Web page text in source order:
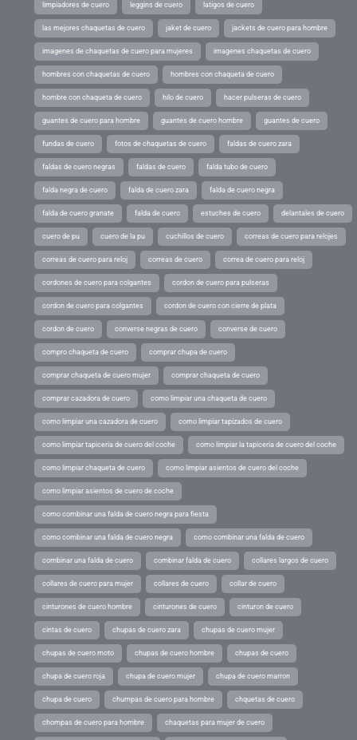
limpiadores de cuero leggins de cuero latigos de cuero
las mejores chaquetas de cuero jaket de cuero jackets de cuero para hombre
imagenes de chaquetas de cuero para mujeres imagenes chaquetas de cuero
hombres con chaquetas de cuero hombres con chaqueta de cuero
hombre con chaqueta de cuero hilo de cuero hacer pulseras de cuero
guantes de cuero para hombre guantes de cuero hombre guantes de cuero
fundas de cuero fotos de chaquetas de cuero faldas de cuero zara
faldas de cuero negras faldas de cuero falda tubo de cuero
falda negra de cuero falda de cuero zara falda de cuero negra
falda de cuero granate falda de cuero estuches de cuero delantales de cuero
cuero de pu cuero de la pu cuchillos de cuero correas de cuero para relojes
correas de cuero para reloj correas de cuero correa de cuero para reloj
cordones de cuero para colgantes cordon de cuero para pulseras
cordon de cuero para colgantes cordon de cuero con cierre de plata
cordon de cuero converse negras de cuero converse de cuero
compro chaqueta de cuero comprar chupa de cuero
comprar chaqueta de cuero mujer comprar chaqueta de cuero
comprar cazadora de cuero como limpiar una chaqueta de cuero
como limpiar una cazadora de cuero como limpiar tapizados de cuero
como limpiar tapiceria de cuero del coche como limpiar la tapiceria de cuero del coche
como limpiar chaqueta de cuero como limpiar asientos de cuero del coche
como limpiar asientos de cuero de coche
como combinar una falda de cuero negra para fiesta
como combinar una falda de cuero negra como combinar una falda de cuero
combinar una falda de cuero combinar falda de cuero collares largos de cuero
collares de cuero para mujer collares de cuero collar de cuero
cinturones de cuero hombre cinturones de cuero cinturon de cuero
cintas de cuero chupas de cuero zara chupas de cuero mujer
chupas de cuero moto chupas de cuero hombre chupas de cuero
chupa de cuero roja chupa de cuero mujer chupa de cuero marron
chupa de cuero chumpas de cuero para hombre chquetas de cuero
chompas de cuero para hombre chaquetas para mujer de cuero